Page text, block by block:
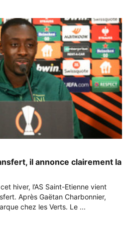
il annonce clairement la
hiver, l’AS Saint-Etienne vient
Après Gaëtan Charbonnier,
chez les Verts. Le ...